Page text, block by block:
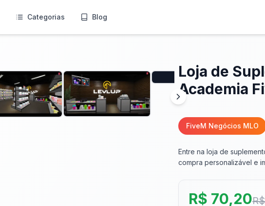
Categorias Blog
Loja de
Academia
FiveM Negócios MLO
Entre na loja de
compra personalizável e
R$ 70,20